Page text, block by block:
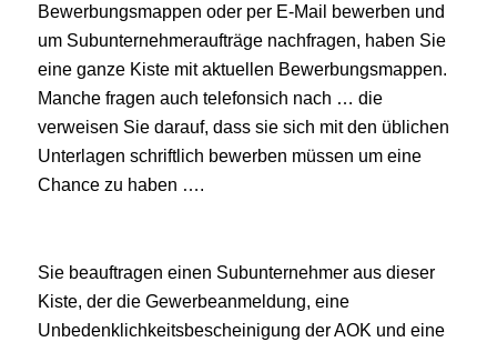
Bewerbungsmappen oder per E-Mail bewerben und
um Subunternehmeraufträge nachfragen, haben Sie
eine ganze Kiste mit aktuellen Bewerbungsmappen.
Manche fragen auch telefonsich nach … die
verweisen Sie darauf, dass sie sich mit den üblichen
Unterlagen schriftlich bewerben müssen um eine
Chance zu haben ….
Sie beauftragen einen Subunternehmer aus dieser
Kiste, der die Gewerbeanmeldung, eine
Unbedenklichkeitsbescheinigung der AOK und eine